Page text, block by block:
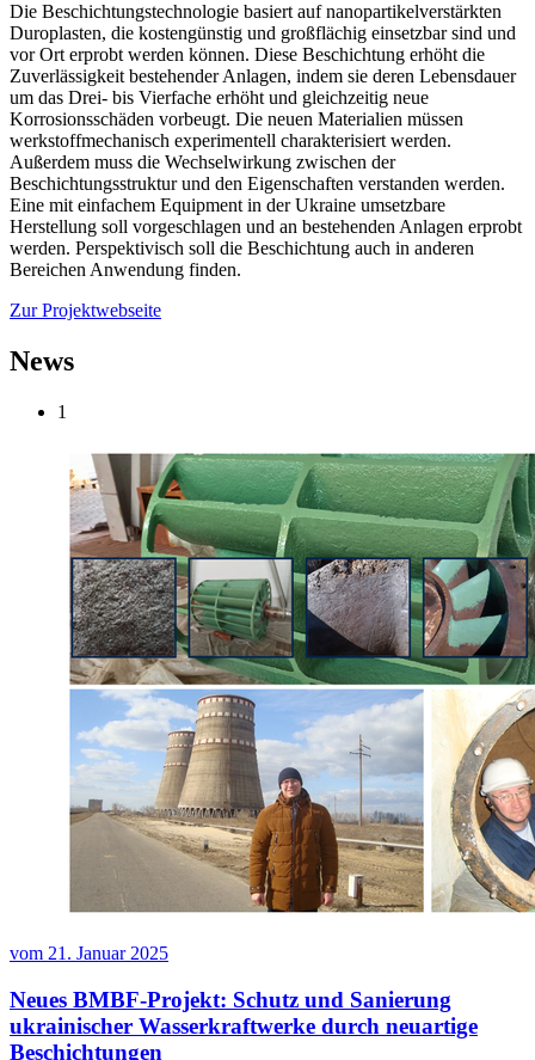
Die Beschichtungstechnologie basiert auf nanopartikelverstärkten
Duroplasten, die kostengünstig und großflächig einsetzbar sind und
vor Ort erprobt werden können. Diese Beschichtung erhöht die
Zuverlässigkeit bestehender Anlagen, indem sie deren Lebensdauer
um das Drei- bis Vierfache erhöht und gleichzeitig neue
Korrosionsschäden vorbeugt. Die neuen Materialien müssen
werkstoffmechanisch experimentell charakterisiert werden.
Außerdem muss die Wechselwirkung zwischen der
Beschichtungsstruktur und den Eigenschaften verstanden werden.
Eine mit einfachem Equipment in der Ukraine umsetzbare
Herstellung soll vorgeschlagen und an bestehenden Anlagen erprobt
werden. Perspektivisch soll die Beschichtung auch in anderen
Bereichen Anwendung finden.
Zur Projektwebseite
News
1
vom 21. Januar 2025
Neues BMBF-Projekt: Schutz und Sanierung
ukrainischer Wasserkraftwerke durch neuartige
Beschichtungen